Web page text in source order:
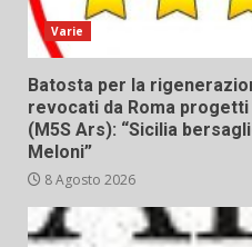
Varie
Batosta per la
revocati da Roma
(M5S Ars): “Sicilia
Meloni”
8 Agosto 2026